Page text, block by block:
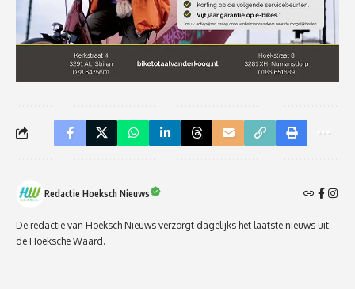
Redactie Hoeksch Nieuws
De redactie van Hoeksch Nieuws verzorgt dagelijks het laatste nieuws uit
de Hoeksche Waard.